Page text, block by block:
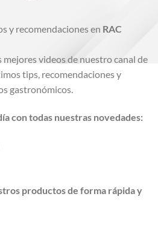
y recomendaciones en RAC
mejores videos de nuestro canal de
tips, recomendaciones y
gastronómicos.
con todas nuestras novedades:
productos de forma rápida y